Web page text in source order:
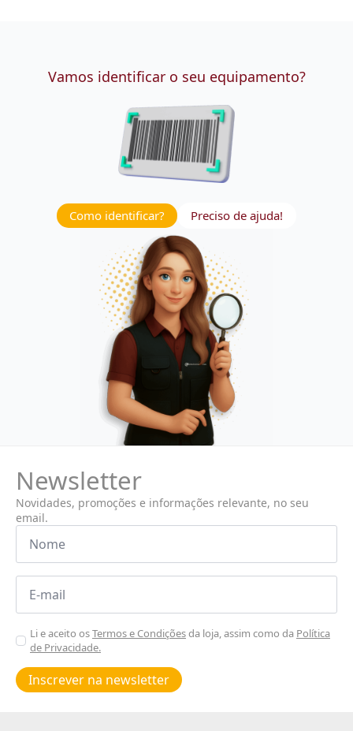
Vamos identificar o seu equipamento?
Como identificar? Preciso de ajuda!
Newsletter
Novidades, promoções e informações relevante, no seu
email.
Nome
Email
Aceitar
Poiticas
de
privacidade
Li e aceito osTermos e Condiçõesda loja, assim como da Política
de Privacidade.
Inscrever na newsletter